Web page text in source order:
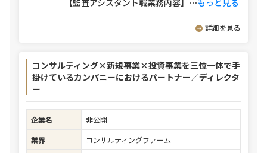
【監査アシスタント職業務内容】 ⋯もっと見る
詳細を見る
コンサルティング×新規事業×投資事業を三位一体で手
掛けているカンパニーにおけるパートナー／ディレクタ
ー
企業名
非公開
業界
コンサルティングファーム